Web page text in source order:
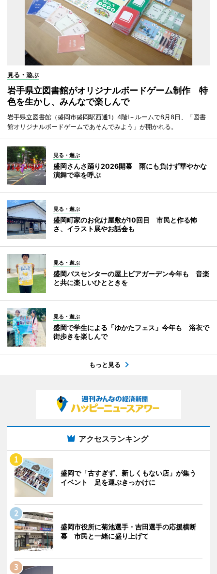
見る・遊ぶ
岩手県立図書館がオリジナルボードゲーム制作 特
色を生かし、みんなで楽しんで
岩手県立図書館（盛岡市盛岡駅西通1）4階I－ルームで8月8日、「図書
館オリジナルボードゲームであそんでみよう」が開かれる。
見る・遊ぶ
盛岡さんさ踊り2026開幕 雨にも負けず華やかな
演舞で幸を呼ぶ
見る・遊ぶ
盛岡町家のお化け屋敷が10回目 市民と作る怖
さ、イラスト展やお話会も
見る・遊ぶ
盛岡バスセンターの屋上ビアガーデン今年も 音楽
と共に楽しいひとときを
見る・遊ぶ
盛岡で学生による「ゆかたフェス」今年も 浴衣で
街歩きを楽しんで
もっと見る
アクセスランキング
盛岡で「古すぎず、新しくもない店」が集う
イベント 足を運ぶきっかけに
盛岡市役所に菊池選手・吉田選手の応援横断
幕 市民と一緒に盛り上げて